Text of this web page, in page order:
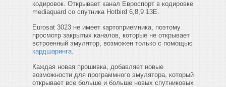
кодировок. Открывает канал Евроспорт в кодировке
mediaquard со спутника Hotbird 6,8,9 13E.
Eurosat 3023 не имеет картоприемника, поэтому
просмотр закрытых каналов, которые не открывает
встроенный эмулятор, возможен только с помощью
кардшаринга.
Каждая новая прошивка, добавляет новые
возможности для программного эмулятора, который
открывает все больше и больше новых спутниковых